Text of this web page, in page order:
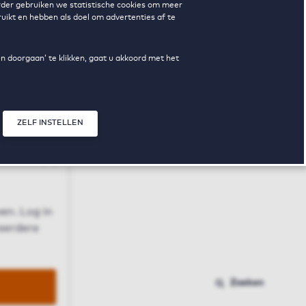
gebruiken we statistische cookies om meer
en hebben als doel om advertenties af te
doorgaan’ te klikken, gaat u akkoord met het
ZELF INSTELLEN
Log in
Zoeken